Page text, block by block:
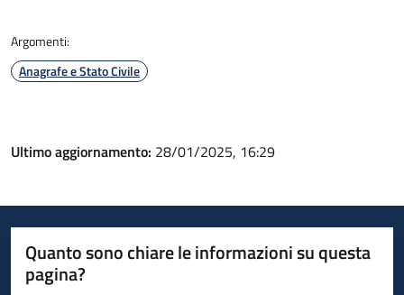
Argomenti:
Anagrafe e Stato Civile
Ultimo aggiornamento: 28/01/2025, 16:29
Quanto sono chiare le informazioni su questa
pagina?